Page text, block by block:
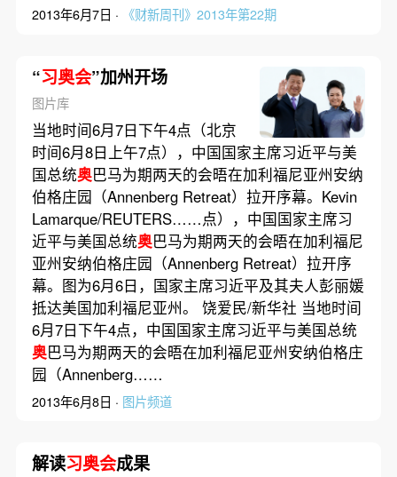
2013年6月7日 · 《财新周刊》2013年第22期
“习奥会”加州开场
图片库
当地时间6月7日下午4点（北京
时间6月8日上午7点），中国国家主席习近平与美
国总统奥巴马为期两天的会晤在加利福尼亚州安纳
伯格庄园（Annenberg Retreat）拉开序幕。Kevin
Lamarque/REUTERS……点），中国国家主席习
近平与美国总统奥巴马为期两天的会晤在加利福尼
亚州安纳伯格庄园（Annenberg Retreat）拉开序
幕。图为6月6日，国家主席习近平及其夫人彭丽媛
抵达美国加利福尼亚州。 饶爱民/新华社 当地时间
6月7日下午4点，中国国家主席习近平与美国总统
奥巴马为期两天的会晤在加利福尼亚州安纳伯格庄
园（Annenberg……
2013年6月8日 · 图片频道
解读习奥会成果